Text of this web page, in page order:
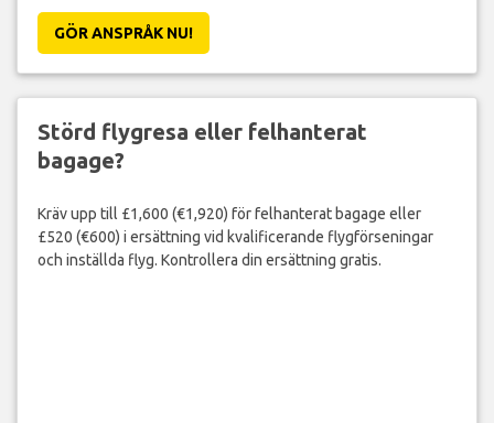
GÖR ANSPRÅK NU!
Störd flygresa eller felhanterat
bagage?
Kräv upp till £1,600 (€1,920) för felhanterat bagage eller
£520 (€600) i ersättning vid kvalificerande flygförseningar
och inställda flyg. Kontrollera din ersättning gratis.